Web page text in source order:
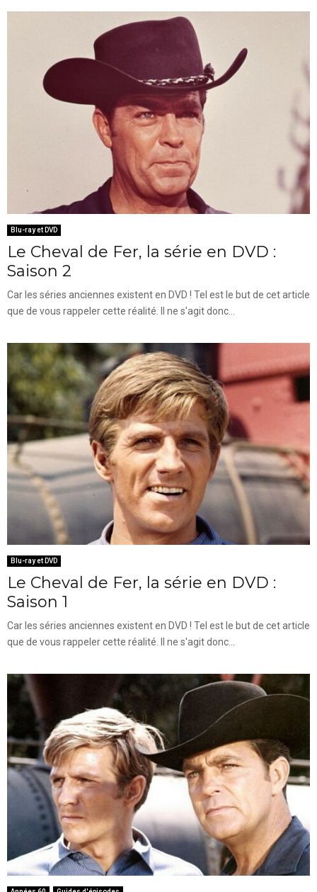
Blu-ray et DVD
Le Cheval de Fer, la série en DVD :
Saison 2
Car les séries anciennes existent en DVD ! Tel est le but de cet article
que de vous rappeler cette réalité. Il ne s'agit donc...
Blu-ray et DVD
Le Cheval de Fer, la série en DVD :
Saison 1
Car les séries anciennes existent en DVD ! Tel est le but de cet article
que de vous rappeler cette réalité. Il ne s'agit donc...